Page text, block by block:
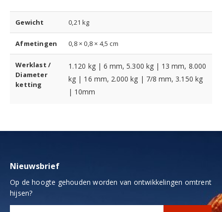
Gewicht 0,21 kg
Afmetingen 0,8 × 0,8 × 4,5 cm
Werklast /
Diameter
ketting
1.120 kg | 6 mm, 5.300 kg | 13 mm, 8.000
kg | 16 mm, 2.000 kg | 7/8 mm, 3.150 kg
| 10mm
Nieuwsbrief
Op de hoogte gehouden worden van ontwikkelingen omtrent
hijsen?